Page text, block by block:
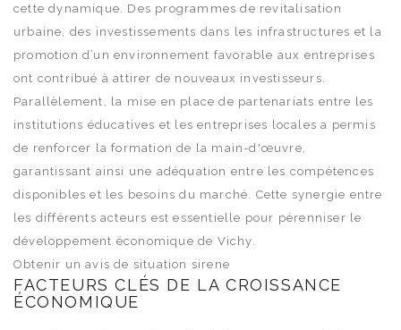
cette dynamique. Des programmes de revitalisation
urbaine, des investissements dans les infrastructures et la
promotion d’un environnement favorable aux entreprises
ont contribué à attirer de nouveaux investisseurs.
Parallèlement, la mise en place de partenariats entre les
institutions éducatives et les entreprises locales a permis
de renforcer la formation de la main-d'œuvre,
garantissant ainsi une adéquation entre les compétences
disponibles et les besoins du marché. Cette synergie entre
les différents acteurs est essentielle pour pérenniser le
développement économique de Vichy.
Obtenir un avis de situation sirene
FACTEURS CLÉS DE LA CROISSANCE
ÉCONOMIQUE